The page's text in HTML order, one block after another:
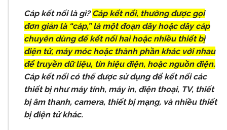
Cáp kết nối là gì? Cáp kết nối, thường được gọi
đơn giản là “cáp,” là một đoạn dây hoặc dây cáp
chuyên dùng để kết nối hai hoặc nhiều thiết bị
điện tử, máy móc hoặc thành phần khác với nhau
để truyền dữ liệu, tín hiệu điện, hoặc nguồn điện.
Cáp kết nối có thể được sử dụng để kết nối các
thiết bị như máy tính, máy in, điện thoại, TV, thiết
bị âm thanh, camera, thiết bị mạng, và nhiều thiết
bị điện tử khác.